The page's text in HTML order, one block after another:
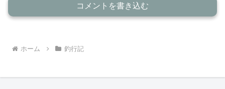
コメントを書き込む
ホーム 釣行記